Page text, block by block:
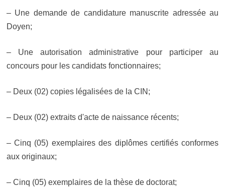
– Une demande de candidature manuscrite adressée au
Doyen;
– Une autorisation administrative pour participer au
concours pour les candidats fonctionnaires;
– Deux (02) copies légalisées de la CIN;
– Deux (02) extraits d'acte de naissance récents;
– Cinq (05) exemplaires des diplômes certifiés conformes
aux originaux;
– Cinq (05) exemplaires de la thèse de doctorat;